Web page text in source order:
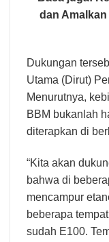
dan Amalkan
Dukungan
Utama (Dirut)
Menurutnya,
BBM bukanlah
diterapkan di
“Kita akan
bahwa di
mencampur
beberapa
sudah E100.